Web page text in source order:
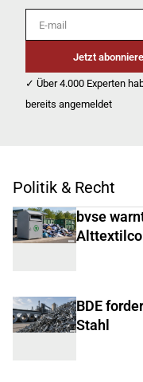
E-mail
Jetzt
✓ Über 4.000 Experten
bereits angemeldet
Politik & Recht
bvse
BDE
Stahl